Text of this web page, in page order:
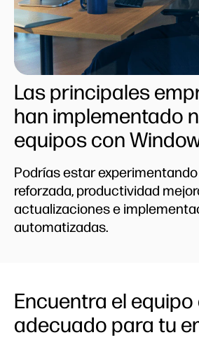
Las principales
han implementado
equipos con
Podrías estar
reforzada, productividad
actualizaciones e
automatizadas.
Encuentra el equipo
adecuado para tu